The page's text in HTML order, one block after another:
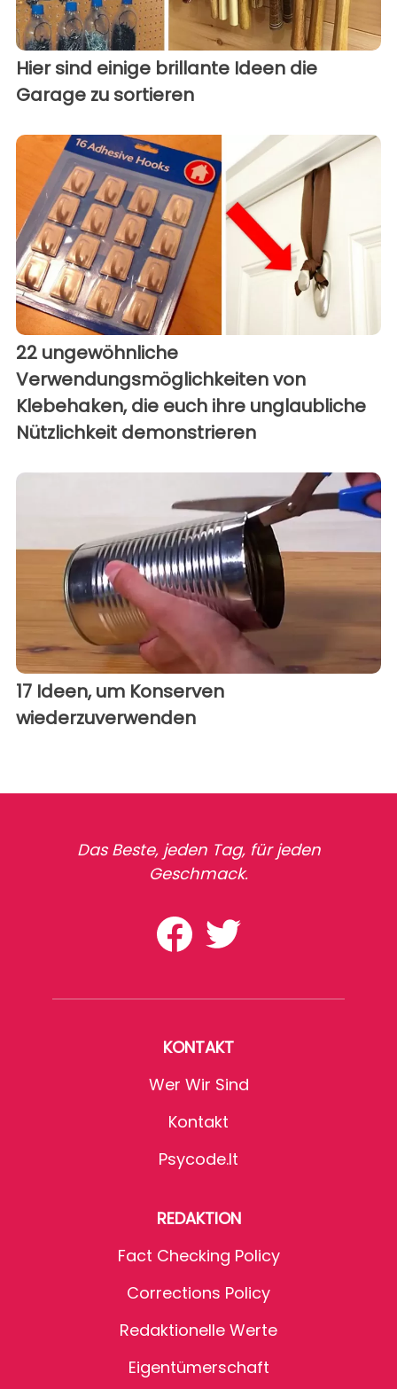
Hier sind einige brillante Ideen die
Garage zu sortieren
22 ungewöhnliche
Verwendungsmöglichkeiten von
Klebehaken, die euch ihre unglaubliche
Nützlichkeit demonstrieren
17 Ideen, um Konserven
wiederzuverwenden
Das Beste, jeden Tag, für jeden
Geschmack.
KONTAKT
Wer Wir Sind
Kontakt
Psycode.it
REDAKTION
Fact Checking Policy
Corrections Policy
Redaktionelle Werte
Eigentümerschaft